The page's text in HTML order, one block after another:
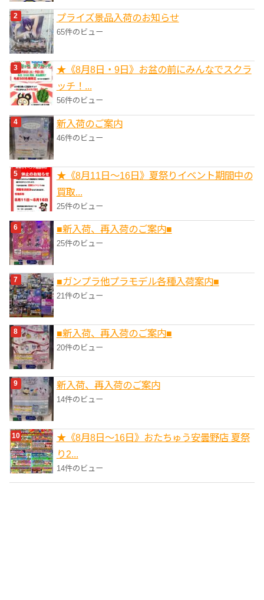
プライズ景品入荷のお知らせ
65件のビュー
★《8月8日・9日》お盆の前にみんなでスクラ
ッチ！...
56件のビュー
新入荷のご案内
46件のビュー
★《8月11日～16日》夏祭りイベント期間中の
買取...
25件のビュー
■新入荷、再入荷のご案内■
25件のビュー
■ガンプラ他プラモデル各種入荷案内■
21件のビュー
■新入荷、再入荷のご案内■
20件のビュー
新入荷、再入荷のご案内
14件のビュー
★《8月8日～16日》おたちゅう安曇野店 夏祭
り2...
14件のビュー